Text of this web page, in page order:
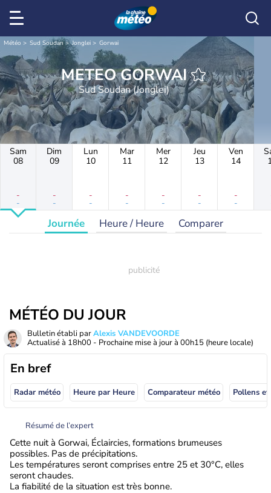
Météo Sud Soudan Jonglei Gorwai
METEO GORWAI
Sud Soudan (Jonglei)
Sam
08
-
-
Dim
09
-
-
Lun
10
-
-
Mar
11
-
-
Mer
12
-
-
Jeu
13
-
-
Ven
14
-
-
Journée Heure / Heure Comparer
MÉTÉO DU JOUR
Bulletin établi parAlexis VANDEVOORDE
Actualisé à 18h00 - Prochaine mise à jour à 00h15 (heure locale)
En bref
Radar météo Heure par Heure Comparateur météo Pollens
Résumé de l’expert
Cette nuit à Gorwai, Éclaircies, formations brumeuses
possibles. Pas de précipitations.
Les températures seront comprises entre 25 et 30°C, elles
seront chaudes.
La fiabilité de la situation est très bonne.